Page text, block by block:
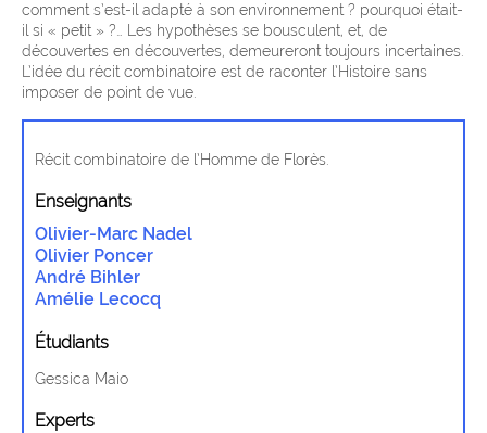
comment s’est-il adapté à son environnement ? pourquoi était-
il si « petit » ?… Les hypothèses se bousculent, et, de
découvertes en découvertes, demeureront toujours incertaines.
L’idée du récit combinatoire est de raconter l’Histoire sans
imposer de point de vue.
Récit combinatoire de l’Homme de Florès.
Enseignants
Olivier-Marc Nadel
Olivier Poncer
André Bihler
Amélie Lecocq
Étudiants
Gessica Maio
Experts